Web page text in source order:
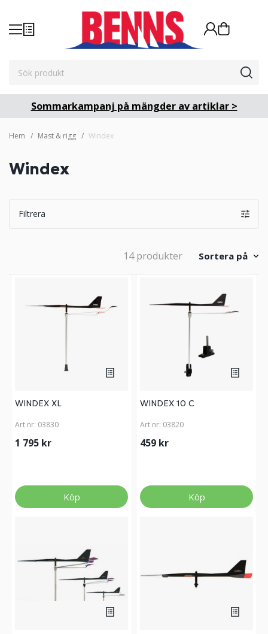
Sommarkampanj på mängder av artiklar >
Hem Mast & rigg Windex
Windex
Filtrera
14 produkter Sortera på
WINDEX XL
Art nr: 03830
1 795 kr
Köp
WINDEX 10 C
Art nr: 03820
459 kr
Köp